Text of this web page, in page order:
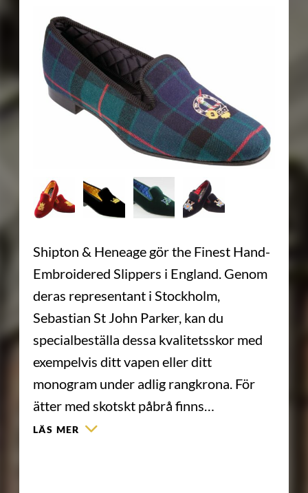
Shipton & Heneage gör the Finest Hand-
Embroidered Slippers i England. Genom
deras representant i Stockholm,
Sebastian St John Parker, kan du
specialbeställa dessa kvalitetsskor med
exempelvis ditt vapen eller ditt
monogram under adlig rangkrona. För
ätter med skotskt påbrå finns…
LÄS MER